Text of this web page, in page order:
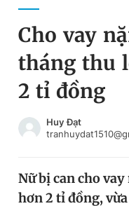
Chuyên mục
Chuyên mục khác
Chào ngày mới
Đổi mật khẩu
Tin đã lưu
Đăng xuất
Cho vay
tháng thu
2 tỉ đồng
Huy Đạt
Nữ bị can cho
hơn 2 tỉ đồng,